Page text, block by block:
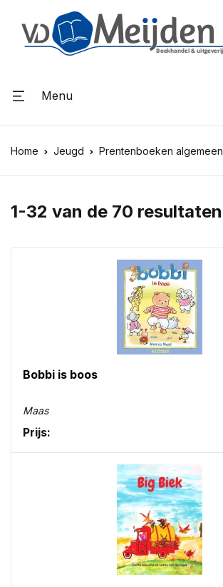
Menu
Home Jeugd Prentenboeken algemeen
1-32 van de 70 resultaten
Bobbi is boos
Maas
Prijs: